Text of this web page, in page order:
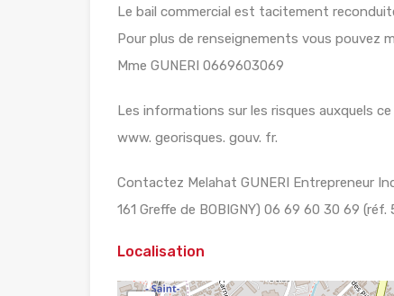
Le bail commercial est tacitement
Pour plus de renseignements vous pouvez
Mme GUNERI 0669603069
Les informations sur les risques auxquels
www. georisques. gouv. fr.
Contactez Melahat GUNERI Entrepreneur
161 Greffe de BOBIGNY) 06 69 60 30 69 (réf.
Localisation